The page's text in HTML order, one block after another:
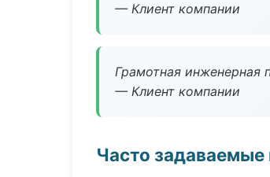
— Клиент компании
Грамотная инженерная
— Клиент компании
Часто